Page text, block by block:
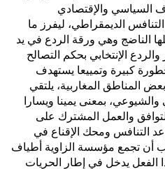
السياسي والإقتصادي
الديمقراطي، ليفرز ما
الناضج وهي ورقة الردع في يد
الإنتخابي بحكم التصالح
كبيرة وتمييعا يستهدف
المناطق المغاربية، يلتقي
بمعنى يمينا ويسارا
والعمل المشترك على
التنافس ومحك الإقناع في
أن تجمع مؤسسة الزاوية أطياف
الفعل يدخل في إطار الحريات